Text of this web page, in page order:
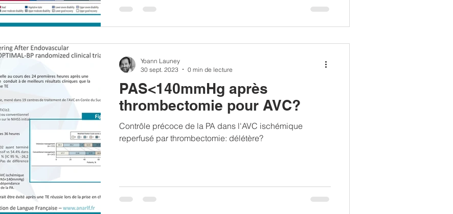
PAS<140mmHg après
thrombectomie pour AVC?
Contrôle précoce de la PA dans l'AVC ischémique
reperfusé par thrombectomie: délétère?
Yoann Launey
30 sept. 2023
0 min de lecture